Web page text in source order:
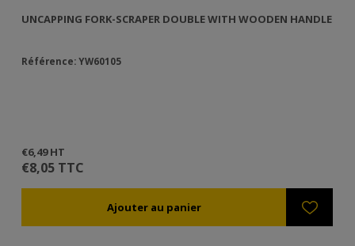
UNCAPPING FORK-SCRAPER DOUBLE WITH WOODEN HANDLE
Référence: YW60105
€6,49 HT
€8,05 TTC